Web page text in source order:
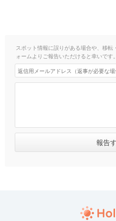
スポット情報に誤りがある場合や、移
ォームよりご報告いただけると幸いです。